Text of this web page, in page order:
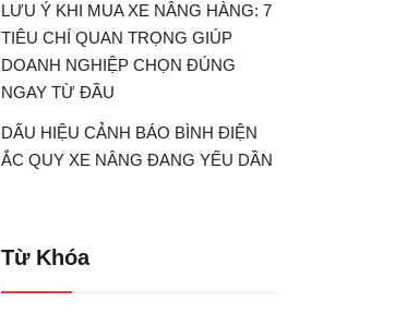
LƯU Ý KHI MUA XE NÂNG HÀNG: 7
TIÊU CHÍ QUAN TRỌNG GIÚP
DOANH NGHIỆP CHỌN ĐÚNG
NGAY TỪ ĐẦU
DẤU HIỆU CẢNH BÁO BÌNH ĐIỆN
ẮC QUY XE NÂNG ĐANG YẾU DẦN
Từ Khóa